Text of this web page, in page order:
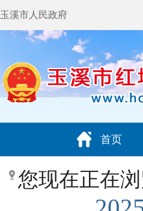
玉溪市人民政府
首页
您现在正在